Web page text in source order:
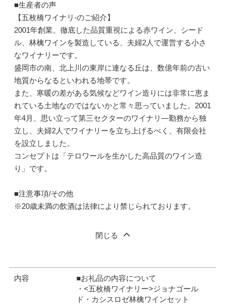
■生産者の声
【五枚橋ワイナリ-のご紹介】
2001年創業。徹底した品質重視による赤ワイン、シード
ル、林檎ワインを製造している、夫婦2人で運営する小さ
なワイナリーです。
盛岡市の南、北上川の東岸に連なる丘は、数億年前の古い
地質からなるといわれる地帯です。
また、寒暖の差がある気候などワイン造りには非常に恵ま
れている土地なのではないかと常々思っていました。2001
年4月、思い立って第三セクターのワイナリ―勤務から独
立し、夫婦2人でワイナリーを立ち上げるべく、有限会社
を設立しました。
コンセプトは「テロワールを生かした高品質のワイン造
り」です。
■注意事項/その他
※20歳未満の飲酒は法律により禁じられております。
閉じる
内容
■お礼品の内容について
・<五枚橋ワイナリー>ジョナゴール
ド・カシスロゼ林檎ワインセット